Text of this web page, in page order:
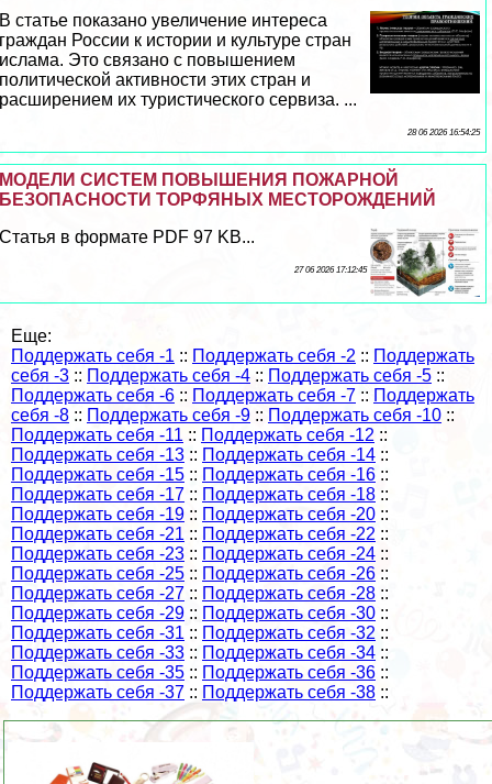
В статье показано увеличение интереса
граждан России к истории и культуре стран
ислама. Это связано с повышением
политической активности этих стран и
расширением их туристического сервиза. ...
28 06 2026 16:54:25
МОДЕЛИ СИСТЕМ ПОВЫШЕНИЯ ПОЖАРНОЙ
БЕЗОПАСНОСТИ ТОРФЯНЫХ МЕСТОРОЖДЕНИЙ
Статья в формате PDF 97 KB...
27 06 2026 17:12:45
Еще:
Поддержать себя -1 :: Поддержать себя -2 :: Поддержать
себя -3 :: Поддержать себя -4 :: Поддержать себя -5 ::
Поддержать себя -6 :: Поддержать себя -7 :: Поддержать
себя -8 :: Поддержать себя -9 :: Поддержать себя -10 ::
Поддержать себя -11 :: Поддержать себя -12 ::
Поддержать себя -13 :: Поддержать себя -14 ::
Поддержать себя -15 :: Поддержать себя -16 ::
Поддержать себя -17 :: Поддержать себя -18 ::
Поддержать себя -19 :: Поддержать себя -20 ::
Поддержать себя -21 :: Поддержать себя -22 ::
Поддержать себя -23 :: Поддержать себя -24 ::
Поддержать себя -25 :: Поддержать себя -26 ::
Поддержать себя -27 :: Поддержать себя -28 ::
Поддержать себя -29 :: Поддержать себя -30 ::
Поддержать себя -31 :: Поддержать себя -32 ::
Поддержать себя -33 :: Поддержать себя -34 ::
Поддержать себя -35 :: Поддержать себя -36 ::
Поддержать себя -37 :: Поддержать себя -38 ::